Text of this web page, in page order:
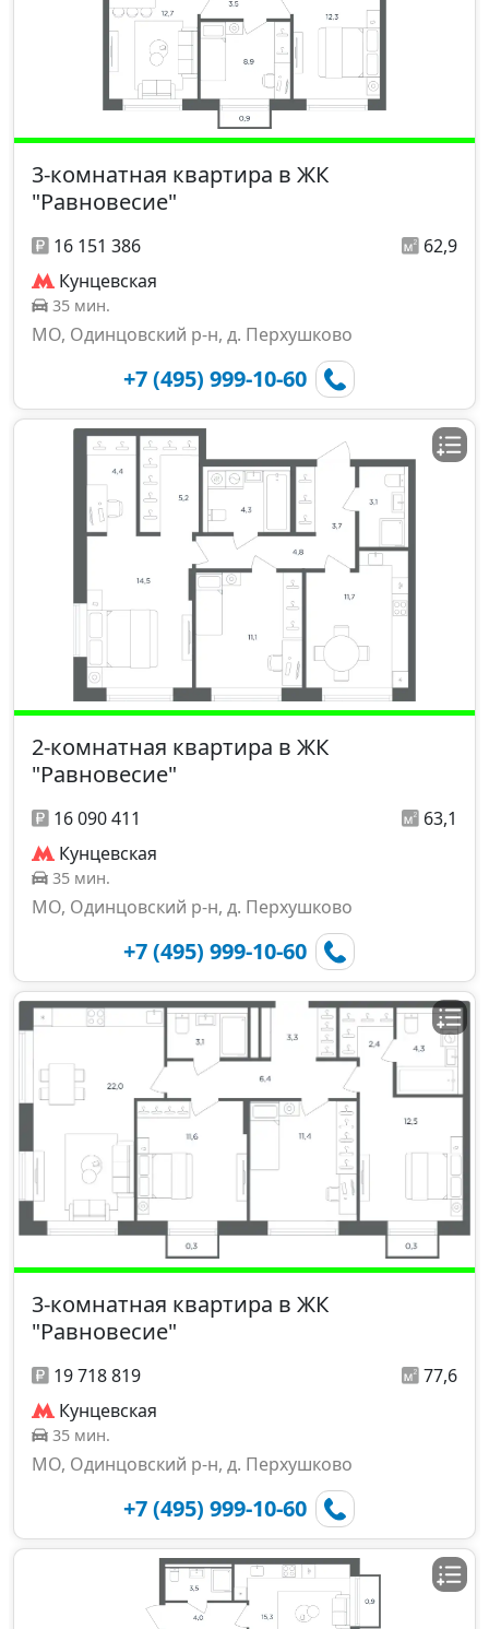
3-комнатная квартира в ЖК
"Равновесие"
16 151 386
62,9
Кунцевская
35 мин.
МО, Одинцовский р-н, д. Перхушково
+7 (495) 999-10-60
2-комнатная квартира в ЖК
"Равновесие"
16 090 411
63,1
Кунцевская
35 мин.
МО, Одинцовский р-н, д. Перхушково
+7 (495) 999-10-60
3-комнатная квартира в ЖК
"Равновесие"
19 718 819
77,6
Кунцевская
35 мин.
МО, Одинцовский р-н, д. Перхушково
+7 (495) 999-10-60